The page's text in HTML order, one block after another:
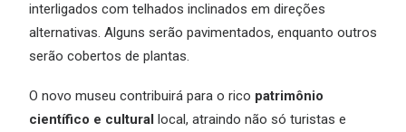
interligados com telhados inclinados em direções
alternativas. Alguns serão pavimentados, enquanto outros
serão cobertos de plantas.
O novo museu contribuirá para o rico patrimônio
científico e cultural local, atraindo não só turistas e